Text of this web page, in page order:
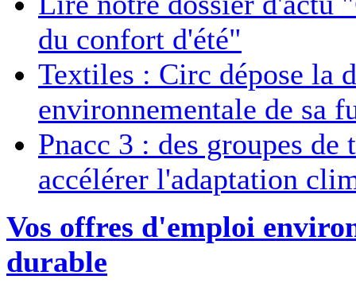
du confort d'été"
Textiles : Circ dépose la
environnementale de sa
Pnacc 3 : des groupes
accélérer l'adaptation
Vos offres d'emploi
durable